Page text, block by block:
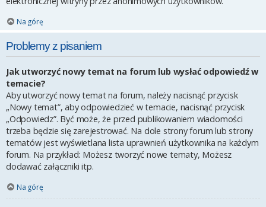
Na górę
Problemy z pisaniem
Jak utworzyć nowy temat na forum lub wysłać odpowiedź w
temacie?
Aby utworzyć nowy temat na forum, należy nacisnąć przycisk
„Nowy temat”, aby odpowiedzieć w temacie, nacisnąć przycisk
„Odpowiedz”. Być może, że przed publikowaniem wiadomości
trzeba będzie się zarejestrować. Na dole strony forum lub strony
tematów jest wyświetlana lista uprawnień użytkownika na każdym
forum. Na przykład: Możesz tworzyć nowe tematy, Możesz
dodawać załączniki itp.
Na górę